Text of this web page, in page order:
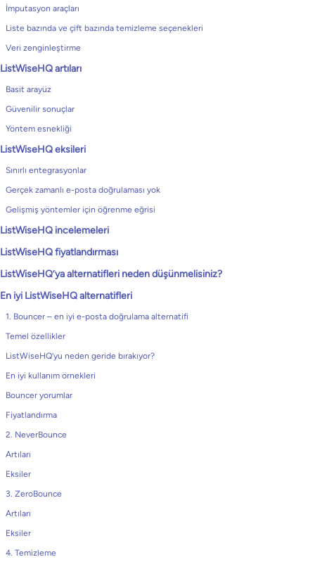
İmputasyon araçları
Liste bazında ve çift bazında temizleme seçenekleri
Veri zenginleştirme
ListWiseHQ artıları
Basit arayüz
Güvenilir sonuçlar
Yöntem esnekliği
ListWiseHQ eksileri
Sınırlı entegrasyonlar
Gerçek zamanlı e-posta doğrulaması yok
Gelişmiş yöntemler için öğrenme eğrisi
ListWiseHQ incelemeleri
ListWiseHQ fiyatlandırması
ListWiseHQ’ya alternatifleri neden düşünmelisiniz?
En iyi ListWiseHQ alternatifleri
1. Bouncer – en iyi e-posta doğrulama alternatifi
Temel özellikler
ListWiseHQ’yu neden geride bırakıyor?
En iyi kullanım örnekleri
Bouncer yorumlar
Fiyatlandırma
2. NeverBounce
Artıları
Eksiler
3. ZeroBounce
Artıları
Eksiler
4. Temizleme